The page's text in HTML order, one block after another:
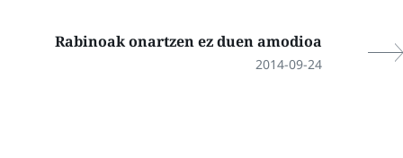
Rabinoak onartzen ez duen amodioa
2014-09-24